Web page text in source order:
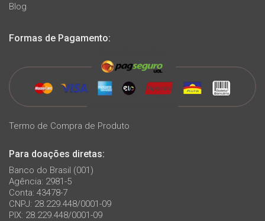
Blog
Formas de Pagamento:
Termo de Compra de Produto
Para doações diretas:
Banco do Brasil (001)
Agência: 2981-5
Conta: 43478-7
CNPJ: 28.229.448/0001-09
PIX: 28.229.448/0001-09